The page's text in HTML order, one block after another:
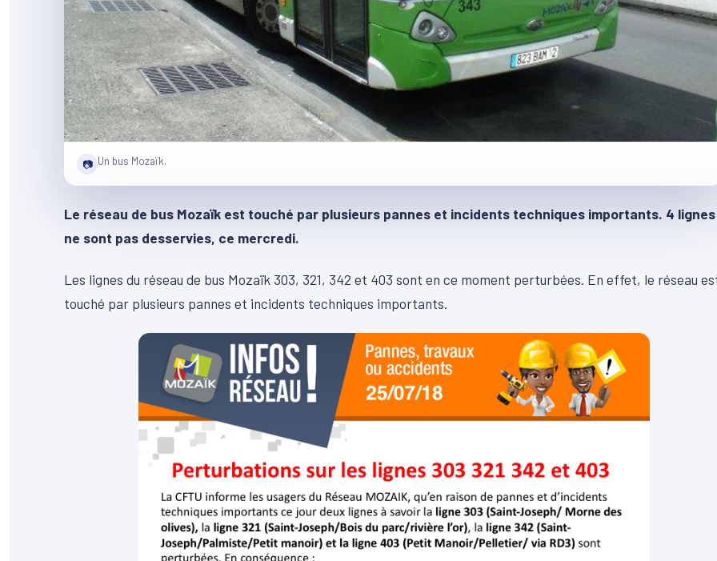
📷 Un bus Mozaïk.
Le réseau de bus Mozaïk est touché par plusieurs pannes et incidents techniques importants. 4 lignes
ne sont pas desservies, ce mercredi.
Les lignes du réseau de bus Mozaïk 303, 321, 342 et 403 sont en ce moment perturbées. En effet, le réseau
touché par plusieurs pannes et incidents techniques importants.